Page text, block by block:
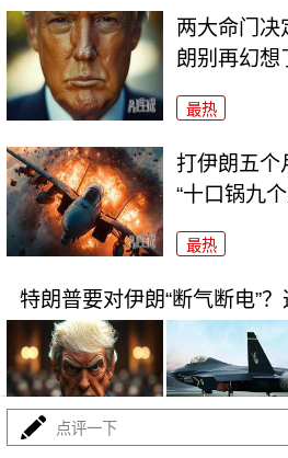
两大命门决
朗别再幻想
最热
打伊朗五个
“十口锅九
最热
特朗普要对伊朗“断气断电”
最热 阅
点评一下